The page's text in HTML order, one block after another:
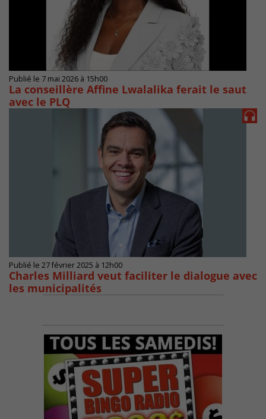
Publié le 7 mai 2026 à 15h00
La conseillère Affine Lwalalika ferait le saut
avec le PLQ
Publié le 27 février 2025 à 12h00
Charles Milliard veut faciliter le dialogue avec
les municipalités